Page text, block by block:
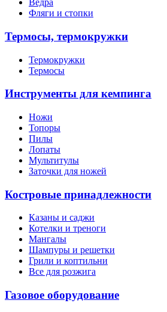
Вёдра
Фляги и стопки
Термосы, термокружки
Термокружки
Термосы
Инструменты для кемпинга
Ножи
Топоры
Пилы
Лопаты
Мультитулы
Заточки для ножей
Костровые принадлежности
Казаны и саджи
Котелки и треноги
Мангалы
Шампуры и решетки
Грили и коптильни
Все для розжига
Газовое оборудование